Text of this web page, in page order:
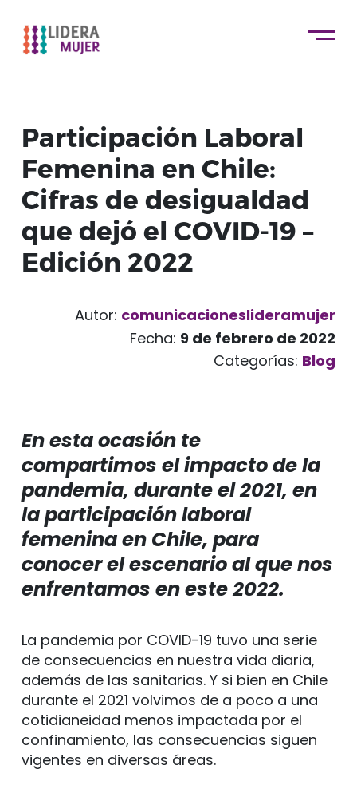
Participación Laboral
Femenina en Chile:
Cifras de desigualdad
que dejó el COVID-19 –
Edición 2022
Autor: comunicacioneslideramujer
Fecha: 9 de febrero de 2022
Categorías: Blog
En esta ocasión te
compartimos el impacto de la
pandemia, durante el 2021, en
la participación laboral
femenina en Chile, para
conocer el escenario al que nos
enfrentamos en este 2022.
La pandemia por COVID-19 tuvo una serie
de consecuencias en nuestra vida diaria,
además de las sanitarias. Y si bien en Chile
durante el 2021 volvimos de a poco a una
cotidianeidad menos impactada por el
confinamiento, las consecuencias siguen
vigentes en diversas áreas.